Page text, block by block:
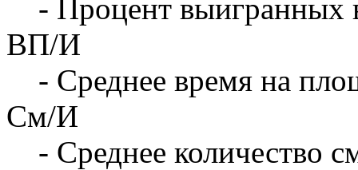
- Процент выигранных
ВП/И
- Среднее время на
См/И
- Среднее количество